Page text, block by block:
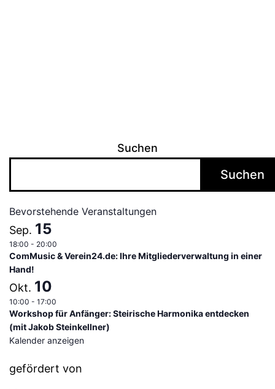
Suchen
Suchen
Bevorstehende Veranstaltungen
Sep. 15
18:00 - 20:00
ComMusic & Verein24.de: Ihre Mitgliederverwaltung in einer
Hand!
Okt. 10
10:00 - 17:00
Workshop für Anfänger: Steirische Harmonika entdecken
(mit Jakob Steinkellner)
Kalender anzeigen
gefördert von